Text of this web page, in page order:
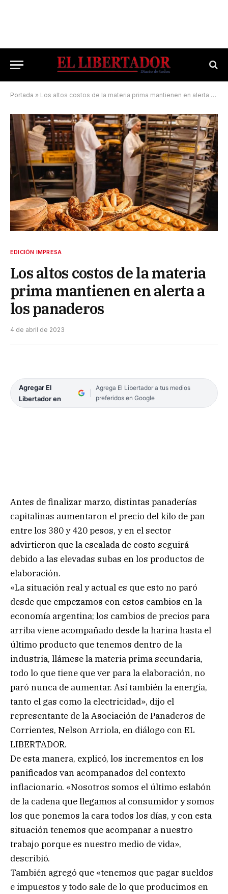
Portada » Los altos costos de la materia prima mantienen en alerta a los panaderos
EDICIÓN IMPRESA
Los altos costos de la materia
prima mantienen en alerta a
los panaderos
4 de abril de 2023
Agregar El
Libertador en
Agrega El Libertador a tus medios
preferidos en Google
Antes de finalizar marzo, distintas panaderías
capitalinas aumentaron el precio del kilo de pan
entre los 380 y 420 pesos, y en el sector
advirtieron que la escalada de costo seguirá
debido a las elevadas subas en los productos de
elaboración.
«La situación real y actual es que esto no paró
desde que empezamos con estos cambios en la
economía argentina; los cambios de precios para
arriba viene acompañado desde la harina hasta el
último producto que tenemos dentro de la
industria, llámese la materia prima secundaria,
todo lo que tiene que ver para la elaboración, no
paró nunca de aumentar. Así también la energía,
tanto el gas como la electricidad», dijo el
representante de la Asociación de Panaderos de
Corrientes, Nelson Arriola, en diálogo con EL
LIBERTADOR.
De esta manera, explicó, los incrementos en los
panificados van acompañados del contexto
inflacionario. «Nosotros somos el último eslabón
de la cadena que llegamos al consumidor y somos
los que ponemos la cara todos los días, y con esta
situación tenemos que acompañar a nuestro
trabajo porque es nuestro medio de vida»,
describió.
También agregó que «tenemos que pagar sueldos
e impuestos y todo sale de lo que producimos en